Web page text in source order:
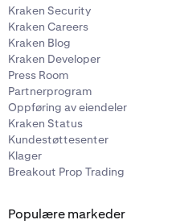
Kraken Security
Kraken Careers
Kraken Blog
Kraken Developer
Press Room
Partnerprogram
Oppføring av eiendeler
Kraken Status
Kundestøttesenter
Klager
Breakout Prop Trading
Populære markeder